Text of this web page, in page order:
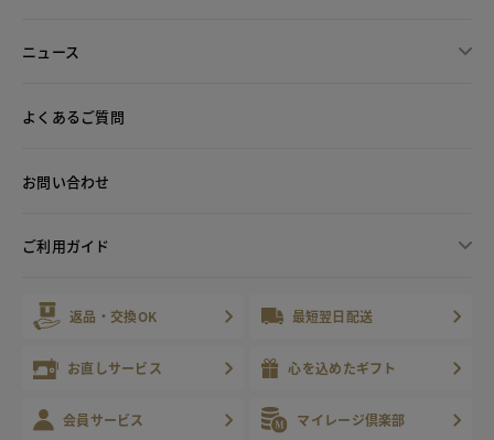
ニュース
よくあるご質問
お問い合わせ
ご利用ガイド
返品・交換OK 最短翌日配送
お直しサービス 心を込めたギフト
会員サービス マイレージ倶楽部